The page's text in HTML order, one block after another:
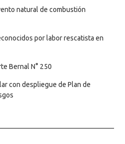
natural de combustión
por labor rescatista en
Bernal N° 250
con despliegue de Plan de